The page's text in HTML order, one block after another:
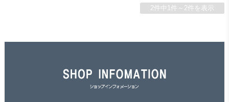
2件中1件～2件を表示